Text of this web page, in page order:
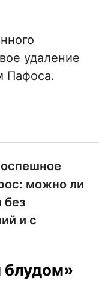
удаление
Пафоса.
можно ли
без
и с
блудом»